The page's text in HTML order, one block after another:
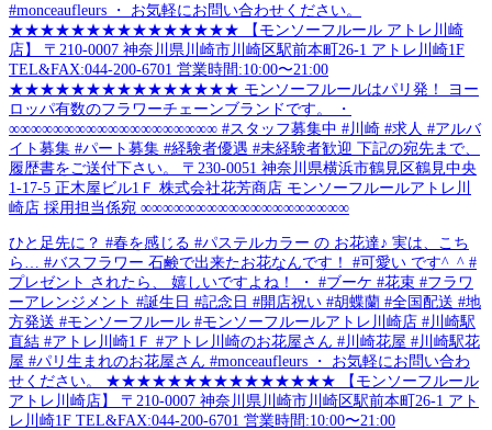
#monceaufleurs ・ お気軽にお問い合わせください。
★★★★★★★★★★★★★★★ 【モンソーフルール アトレ川崎
店】 〒210-0007 神奈川県川崎市川崎区駅前本町26-1 アトレ川崎1F
TEL&FAX:044-200-6701 営業時間:10:00〜21:00
★★★★★★★★★★★★★★★ モンソーフルールはパリ発！ ヨー
ロッパ有数のフラワーチェーンブランドです。 ・
∞∞∞∞∞∞∞∞∞∞∞∞∞∞∞∞∞∞∞ #スタッフ募集中 #川崎 #求人 #アルバ
イト募集 #パート募集 #経験者優遇 #未経験者歓迎 下記の宛先まで、
履歴書をご送付下さい。 〒230-0051 神奈川県横浜市鶴見区鶴見中央
1-17-5 正木屋ビル1Ｆ 株式会社花芳商店 モンソーフルールアトレ川
崎店 採用担当係宛 ∞∞∞∞∞∞∞∞∞∞∞∞∞∞∞∞∞∞∞
ひと足先に？ #春を感じる #パステルカラー の お花達♪ 実は、こち
ら… #バスフラワー 石鹸で出来たお花なんです！ #可愛い です^_^ #
プレゼント されたら、 嬉しいですよね！ ・ #ブーケ #花束 #フラワ
ーアレンジメント #誕生日 #記念日 #開店祝い #胡蝶蘭 #全国配送 #地
方発送 #モンソーフルール #モンソーフルールアトレ川崎店 #川崎駅
直結 #アトレ川崎1Ｆ #アトレ川崎のお花屋さん #川崎花屋 #川崎駅花
屋 #パリ生まれのお花屋さん #monceaufleurs ・ お気軽にお問い合わ
せください。 ★★★★★★★★★★★★★★★ 【モンソーフルール
アトレ川崎店】 〒210-0007 神奈川県川崎市川崎区駅前本町26-1 アト
レ川崎1F TEL&FAX:044-200-6701 営業時間:10:00〜21:00